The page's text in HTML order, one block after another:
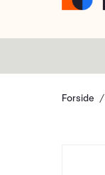
Forside